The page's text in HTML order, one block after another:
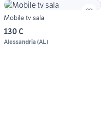
Mobile tv sala
130 €
Alessandria (AL)